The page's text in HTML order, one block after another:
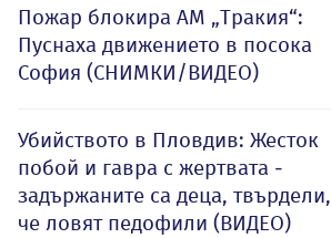
Пожар блокира АМ „Тракия“:
Пуснаха движението в посока
София (СНИМКИ/ВИДЕО)
Убийството в Пловдив: Жесток
побой и гавра с жертвата -
задържаните са деца, твърдели,
че ловят педофили (ВИДЕО)